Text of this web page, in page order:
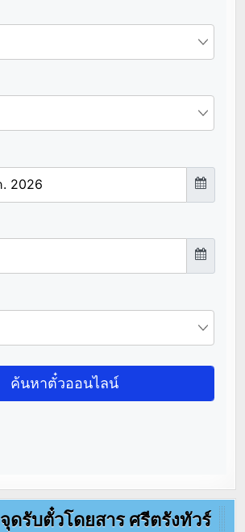
จุดรับตั๋วโดยสาร ศรีตรังทัวร์